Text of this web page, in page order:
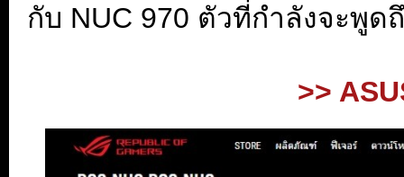
กับ NUC 970 ตัวที่กำลังจะพูด
>>